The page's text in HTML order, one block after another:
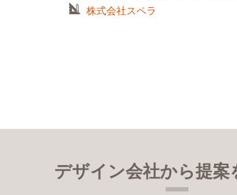
株式会社スペラ
デザイン会社から提案